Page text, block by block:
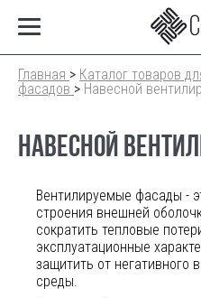
Главная > Каталог товаров
фасадов > Навесной
НАВЕСНОЙ
Вентилируемые фасады -
строения внешней
сократить тепловые
эксплуатационные
защитить от негативного
среды.